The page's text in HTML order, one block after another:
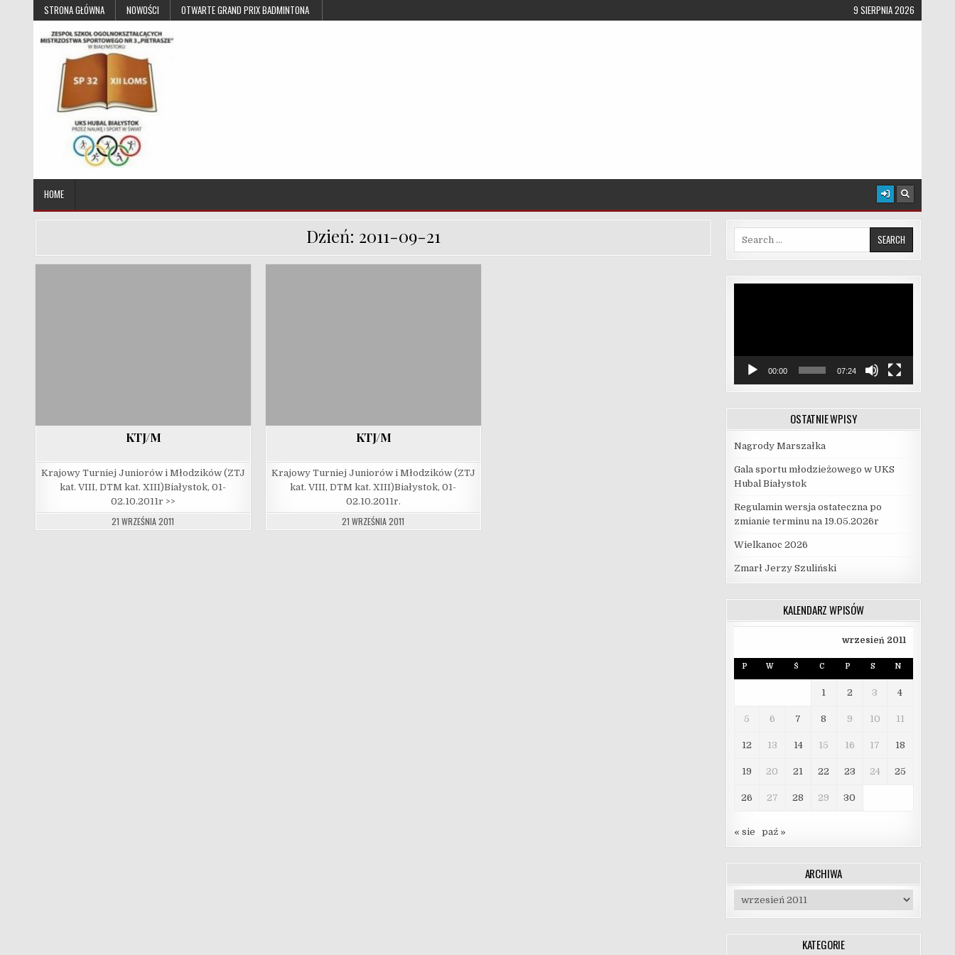
Skip to contentSTRONA GŁÓWNA NOWOŚCI OTWARTE GRAND PRIX BADMINTONA 9 SIERPNIA 2026
UKS Hubal Białystok
HOME
Dzień: 2011-09-21
KTJ/M
Krajowy Turniej Juniorów i Młodzików (ZTJ
kat. VIII, DTM kat. XIII)Białystok, 01-
02.10.2011r >>
21 WRZEŚNIA 2011
KTJ/M
Krajowy Turniej Juniorów i Młodzików (ZTJ
kat. VIII, DTM kat. XIII)Białystok, 01-
02.10.2011r.
21 WRZEŚNIA 2011
Search for:
00:00 07:24
OSTATNIE WPISY
Nagrody Marszałka
Gala sportu młodzieżowego w UKS
Hubal Białystok
Regulamin wersja ostateczna po
zmianie terminu na 19.05.2026r
Wielkanoc 2026
Zmarł Jerzy Szuliński
KALENDARZ WPISÓW
wrzesień 2011
P W Ś C P S N
1 2 3 4
5 6 7 8 9 10 11
12 13 14 15 16 17 18
19 20 21 22 23 24 25
26 27 28 29 30
« sie paź »
ARCHIWA
Archiwa
KATEGORIE